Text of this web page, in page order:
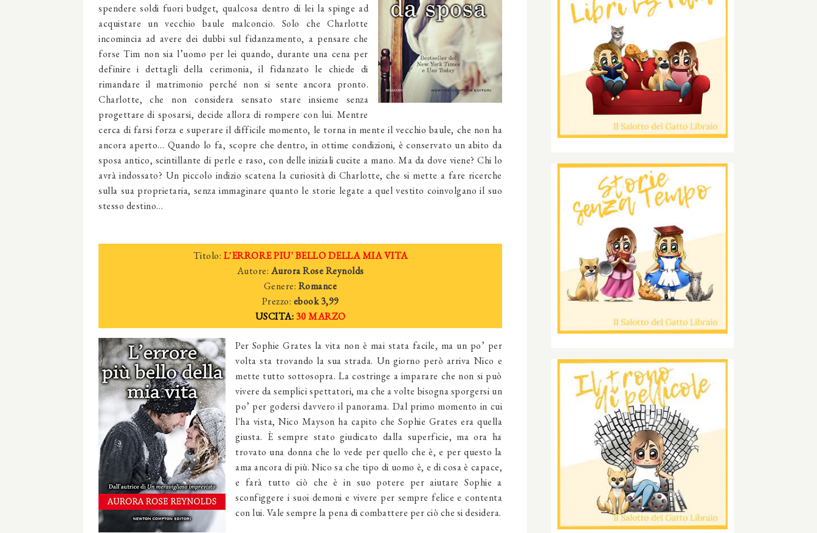
spendere soldi fuori budget, qualcosa dentro di lei la spinge ad
acquistare un vecchio baule malconcio. Solo che Charlotte
incomincia ad avere dei dubbi sul fidanzamento, a pensare che
forse Tim non sia l’uomo per lei quando, durante una cena per
definire i dettagli della cerimonia, il fidanzato le chiede di
rimandare il matrimonio perché non si sente ancora pronto.
Charlotte, che non considera sensato stare insieme senza
progettare di sposarsi, decide allora di rompere con lui. Mentre
cerca di farsi forza e superare il difficile momento, le torna in mente il vecchio baule, che non ha
ancora aperto… Quando lo fa, scopre che dentro, in ottime condizioni, è conservato un abito da
sposa antico, scintillante di perle e raso, con delle iniziali cucite a mano. Ma da dove viene? Chi lo
avrà indossato? Un piccolo indizio scatena la curiosità di Charlotte, che si mette a fare ricerche
sulla sua proprietaria, senza immaginare quanto le storie legate a quel vestito coinvolgano il suo
stesso destino…
Titolo: L'ERROREPIU' BELLO DELLA MIA VITA
Autore: Aurora Rose Reynolds
Genere: Romance
Prezzo: ebook 3,99
USCITA: 30MARZO
Per Sophie Grates la vita non è mai stata facile, ma un po’ per
volta sta trovando la sua strada. Un giorno però arriva Nico e
mette tutto sottosopra. La costringe a imparare che non si può
vivere da semplici spettatori, ma che a volte bisogna sporgersi un
po’ per godersi davvero il panorama. Dal primo momento in cui
l'ha vista, Nico Mayson ha capito che Sophie Grates era quella
giusta. È sempre stato giudicato dalla superficie, ma ora ha
trovato una donna che lo vede per quello che è, e per questo la
ama ancora di più. Nico sa che tipo di uomo è, e di cosa è capace,
e farà tutto ciò che è in suo potere per aiutare Sophie a
sconfiggere i suoi demoni e vivere per sempre felice e contenta
con lui. Vale sempre la pena di combattere per ciò che si desidera.